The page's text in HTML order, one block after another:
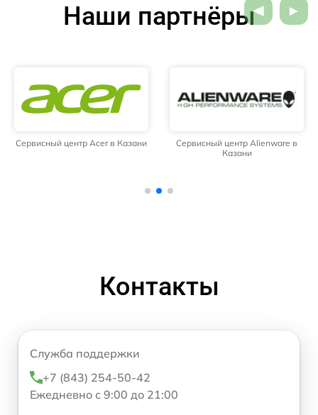
Наши партнёры
Сервисный центр Acer в Казани
Сервисный центр Alienware в
Казани
Контакты
Служба поддержки
+7 (843) 254-50-42
Ежедневно с 9:00 до 21:00